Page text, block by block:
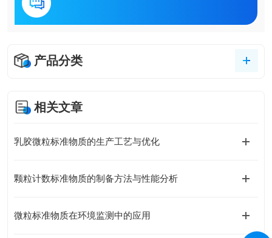
产品分类
相关文章
乳胶微粒标准物质的生产工艺与优化
颗粒计数标准物质的制备方法与性能分析
微粒标准物质在环境监测中的应用